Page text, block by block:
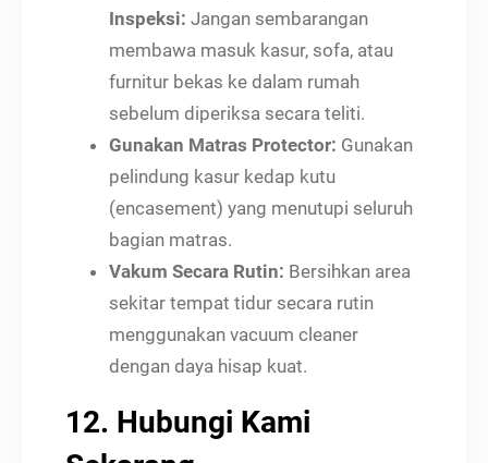
Inspeksi: Jangan sembarangan
membawa masuk kasur, sofa, atau
furnitur bekas ke dalam rumah
sebelum diperiksa secara teliti.
Gunakan Matras Protector: Gunakan
pelindung kasur kedap kutu
(encasement) yang menutupi seluruh
bagian matras.
Vakum Secara Rutin: Bersihkan area
sekitar tempat tidur secara rutin
menggunakan vacuum cleaner
dengan daya hisap kuat.
12. Hubungi Kami